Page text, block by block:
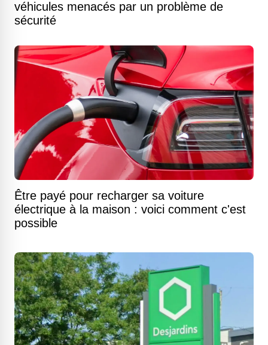
véhicules menacés par un problème de
sécurité
Être payé pour recharger sa voiture
électrique à la maison : voici comment c'est
possible